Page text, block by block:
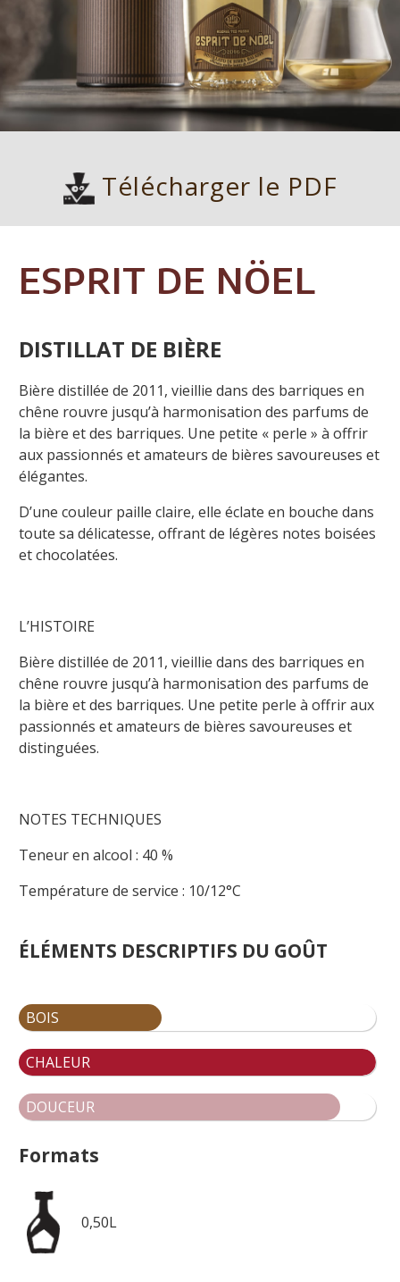
Télécharger le PDF
ESPRIT DE NÖEL
DISTILLAT DE BIÈRE
Bière distillée de 2011, vieillie dans des barriques en
chêne rouvre jusqu’à harmonisation des parfums de
la bière et des barriques. Une petite « perle » à offrir
aux passionnés et amateurs de bières savoureuses et
élégantes.
D’une couleur paille claire, elle éclate en bouche dans
toute sa délicatesse, offrant de légères notes boisées
et chocolatées.
L’HISTOIRE
Bière distillée de 2011, vieillie dans des barriques en
chêne rouvre jusqu’à harmonisation des parfums de
la bière et des barriques. Une petite perle à offrir aux
passionnés et amateurs de bières savoureuses et
distinguées.
NOTES TECHNIQUES
Teneur en alcool : 40 %
Température de service : 10/12°C
ÉLÉMENTS DESCRIPTIFS DU GOÛT
BOIS
CHALEUR
DOUCEUR
Formats
0,50L